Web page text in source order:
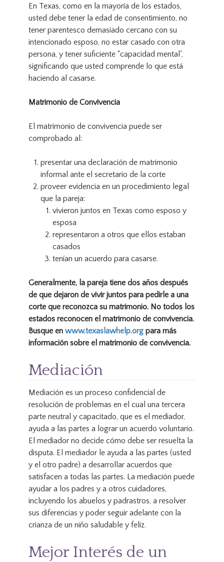
En Texas, como en la mayoría de los estados,
usted debe tener la edad de consentimiento, no
tener parentesco demasiado cercano con su
intencionado esposo, no estar casado con otra
persona, y tener suficiente “capacidad mental”,
significando que usted comprende lo que está
haciendo al casarse.
Matrimonio de Convivencia
El matrimonio de convivencia puede ser
comprobado al:
presentar una declaración de matrimonio
informal ante el secretario de la corte
proveer evidencia en un procedimiento legal
que la pareja:
vivieron juntos en Texas como esposo y
esposa
representaron a otros que ellos estaban
casados
tenían un acuerdo para casarse.
Generalmente, la pareja tiene dos años después
de que dejaron de vivir juntos para pedirle a una
corte que reconozca su matrimonio. No todos los
estados reconocen el matrimonio de convivencia.
Busque en www.texaslawhelp.orgpara más
información sobre el matrimonio de convivencia.
Mediación
Mediación es un proceso confidencial de
resolución de problemas en el cual una tercera
parte neutral y capacitado, que es el mediador,
ayuda a las partes a lograr un acuerdo voluntario.
El mediador no decide cómo debe ser resuelta la
disputa. El mediador le ayuda a las partes (usted
y el otro padre) a desarrollar acuerdos que
satisfacen a todas las partes. La mediación puede
ayudar a los padres y a otros cuidadores,
incluyendo los abuelos y padrastros, a resolver
sus diferencias y poder seguir adelante con la
crianza de un niño saludable y feliz.
Mejor Interés de un